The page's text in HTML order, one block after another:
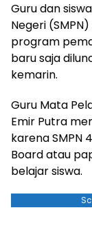
Guru dan
Negeri
program
baru saja
kemarin.
Guru Mata
Emir Putra
karena SMPN
Board atau
belajar siswa.